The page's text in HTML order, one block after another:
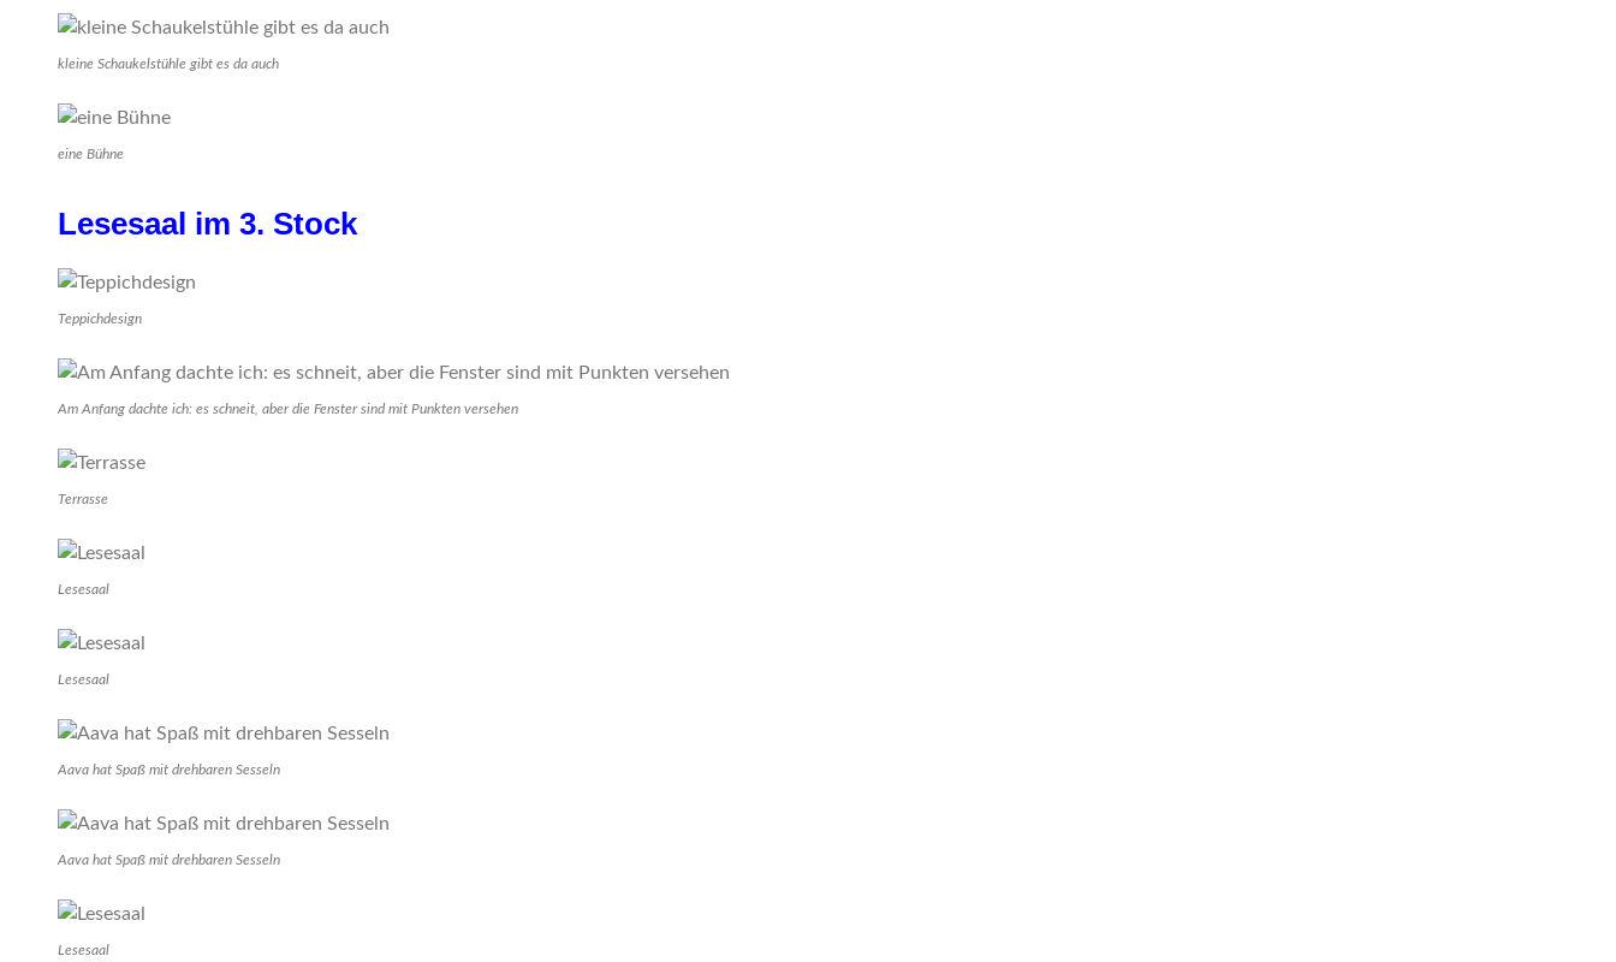
kleine Schaukelstühle gibt es da auch
eine Bühne
Lesesaal im 3. Stock
Teppichdesign
Am Anfang dachte ich: es schneit, aber die Fenster sind mit Punkten versehen
Terrasse
Lesesaal
Lesesaal
Aava hat Spaß mit drehbaren Sesseln
Aava hat Spaß mit drehbaren Sesseln
Lesesaal